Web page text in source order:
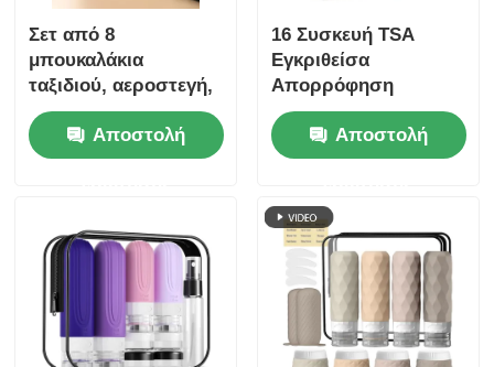
Σετ από 8
μπουκαλάκια
ταξιδιού, αεροστεγή,
90ml μπουκαλάκια
σιλικόνης + 30ml
βαζάκια σιλικόνης
Αποστολή
16 Συσκευή TSA
Εγκριθείσα
Απορρόφηση
Διαρροής
Σχεδιασμός Ευρύ
στόμα Σιλικόνιο
σετ με
επαναφορτώσιμα
δοχεία τουαλέτας
Αποστολή